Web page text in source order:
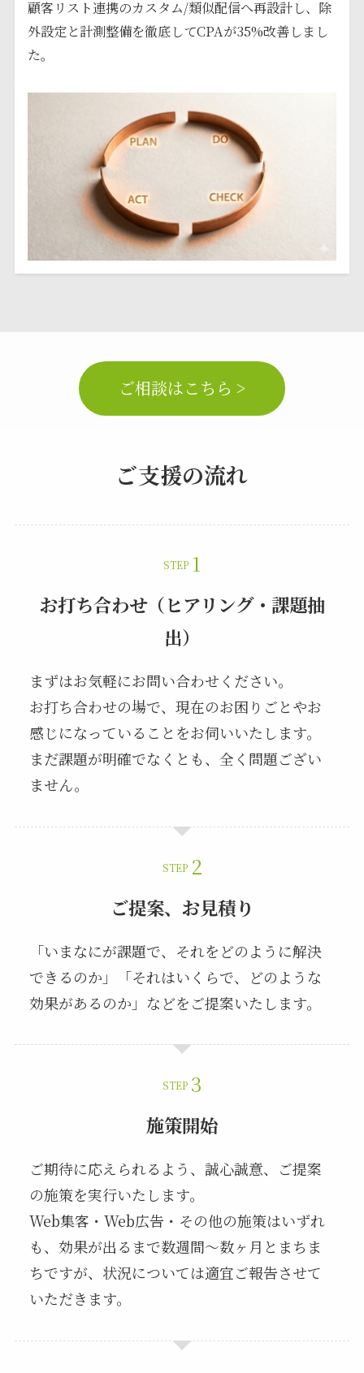
顧客リスト連携のカスタム/類似配信へ再設計し、除
外設定と計測整備を徹底してCPAが35%改善しまし
た。
ご相談はこちら >
ご支援の流れ
STEP
お打ち合わせ（ヒアリング・課題抽
出）
まずはお気軽にお問い合わせください。
お打ち合わせの場で、現在のお困りごとやお
感じになっていることをお伺いいたします。
まだ課題が明確でなくとも、全く問題ござい
ません。
STEP
ご提案、お見積り
「いまなにが課題で、それをどのように解決
できるのか」「それはいくらで、どのような
効果があるのか」などをご提案いたします。
STEP
施策開始
ご期待に応えられるよう、誠心誠意、ご提案
の施策を実行いたします。
Web集客・Web広告・その他の施策はいずれ
も、効果が出るまで数週間～数ヶ月とまちま
ちですが、状況については適宜ご報告させて
いただきます。